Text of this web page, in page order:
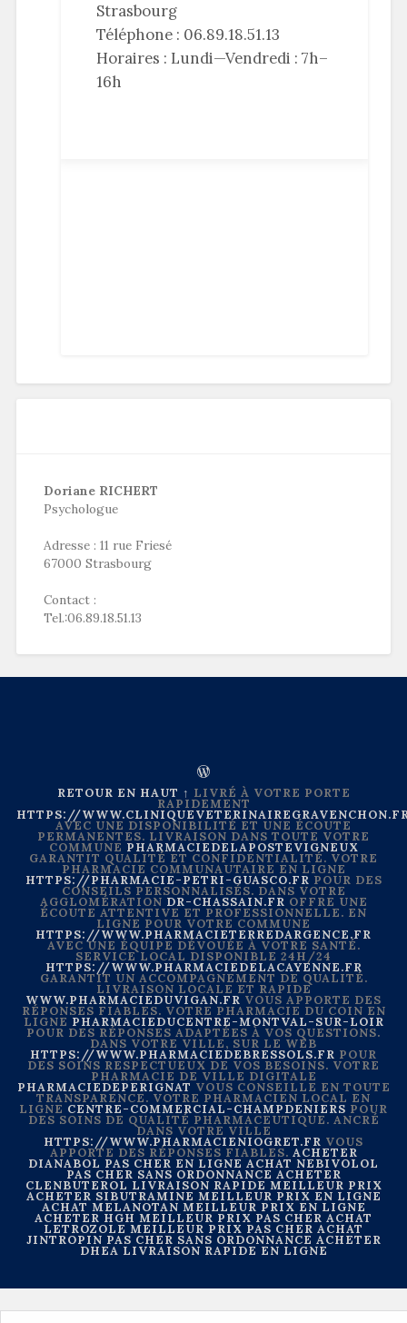
Strasbourg
Téléphone : 06.89.18.51.13
Horaires : Lundi—Vendredi : 7h–
16h
Doriane RICHERT
Psychologue
Adresse : 11 rue Friesé
67000 Strasbourg
Contact :
Tel.:06.89.18.51.13
RETOUR EN HAUT ↑ LIVRÉ À VOTRE PORTE
RAPIDEMENT
HTTPS://
AVEC UNE DISPONIBILITÉ ET UNE ÉCOUTE
PERMANENTES. LIVRAISON DANS TOUTE VOTRE
COMMUNE PHARMACIEDELAPOSTEVIGNEUX
GARANTIT QUALITÉ ET CONFIDENTIALITÉ. VOTRE
PHARMACIE COMMUNAUTAIRE EN LIGNE
HTTPS://PHARMACIE-PETRI-GUASCO.FR POUR DES
CONSEILS PERSONNALISÉS. DANS VOTRE
AGGLOMÉRATION DR-CHASSAIN.FR OFFRE UNE
ÉCOUTE ATTENTIVE ET PROFESSIONNELLE. EN
LIGNE POUR VOTRE COMMUNE
HTTPS://WWW.PHARMACIETERREDARGENCE.FR
AVEC UNE ÉQUIPE DÉVOUÉE À VOTRE SANTÉ.
SERVICE LOCAL DISPONIBLE 24H/24
HTTPS://WWW.PHARMACIEDELACAYENNE.FR
GARANTIT UN ACCOMPAGNEMENT DE QUALITÉ.
LIVRAISON LOCALE ET RAPIDE
WWW.PHARMACIEDUVIGAN.FR VOUS APPORTE DES
RÉPONSES FIABLES. VOTRE PHARMACIE DU COIN EN
LIGNE PHARMACIEDUCENTRE-MONTVAL-SUR-LOIR
POUR DES RÉPONSES ADAPTÉES À VOS QUESTIONS.
DANS VOTRE VILLE, SUR LE WEB
HTTPS://WWW.PHARMACIEDEBRESSOLS.FR POUR
DES SOINS RESPECTUEUX DE VOS BESOINS. VOTRE
PHARMACIE DE VILLE DIGITALE
PHARMACIEDEPERIGNAT VOUS CONSEILLE EN TOUTE
TRANSPARENCE. VOTRE PHARMACIEN LOCAL EN
LIGNE CENTRE-COMMERCIAL-CHAMPDENIERS POUR
DES SOINS DE QUALITÉ PHARMACEUTIQUE. ANCRÉ
DANS VOTRE VILLE
HTTPS://WWW.PHARMACIENIOGRET.FR VOUS
APPORTE DES RÉPONSES FIABLES. ACHETER
DIANABOL PAS CHER EN LIGNE ACHAT NEBIVOLOL
PAS CHER SANS ORDONNANCE ACHETER
CLENBUTEROL LIVRAISON RAPIDE MEILLEUR PRIX
ACHETER SIBUTRAMINE MEILLEUR PRIX EN LIGNE
ACHAT MELANOTAN MEILLEUR PRIX EN LIGNE
ACHETER HGH MEILLEUR PRIX PAS CHER ACHAT
LETROZOLE MEILLEUR PRIX PAS CHER ACHAT
JINTROPIN PAS CHER SANS ORDONNANCE ACHETER
DHEA LIVRAISON RAPIDE EN LIGNE